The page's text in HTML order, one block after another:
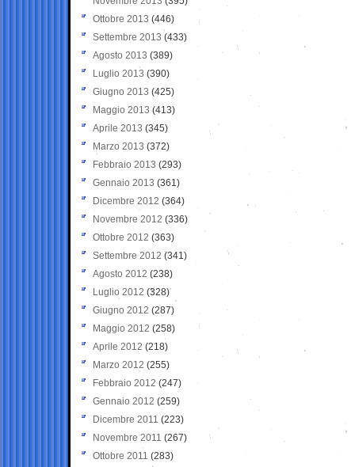
Ottobre 2013 (446)
Settembre 2013 (433)
Agosto 2013 (389)
Luglio 2013 (390)
Giugno 2013 (425)
Maggio 2013 (413)
Aprile 2013 (345)
Marzo 2013 (372)
Febbraio 2013 (293)
Gennaio 2013 (361)
Dicembre 2012 (364)
Novembre 2012 (336)
Ottobre 2012 (363)
Settembre 2012 (341)
Agosto 2012 (238)
Luglio 2012 (328)
Giugno 2012 (287)
Maggio 2012 (258)
Aprile 2012 (218)
Marzo 2012 (255)
Febbraio 2012 (247)
Gennaio 2012 (259)
Dicembre 2011 (223)
Novembre 2011 (267)
Ottobre 2011 (283)